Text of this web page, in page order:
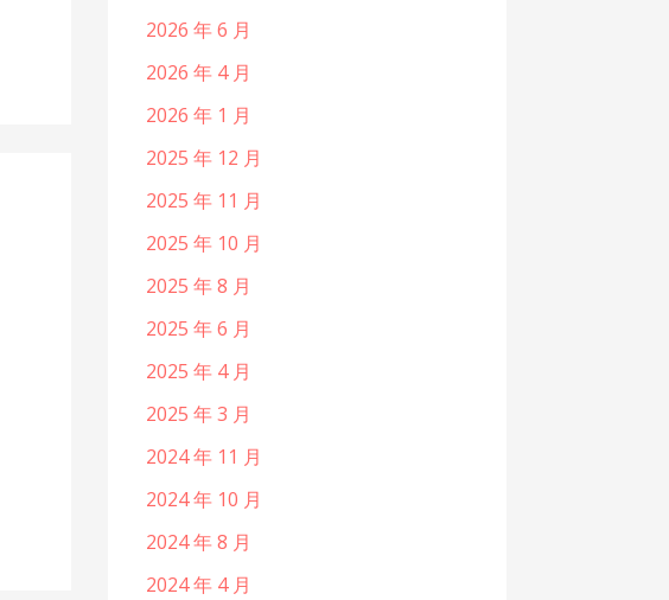
2026 年 6 月
2026 年 4 月
2026 年 1 月
2025 年 12 月
2025 年 11 月
2025 年 10 月
2025 年 8 月
2025 年 6 月
2025 年 4 月
2025 年 3 月
2024 年 11 月
2024 年 10 月
2024 年 8 月
2024 年 4 月